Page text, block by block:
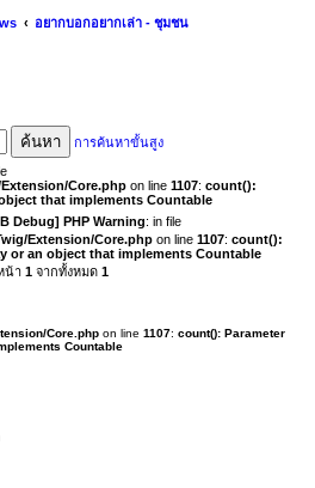
อยากบอกอยากเล่า - ชุมชน
ค้นหา
การค้นหาขั้นสูง
Core.php on line 1107: count():
that implements Countable
Debug] PHP Warning: in file
Extension/Core.php on line 1107: count():
or an object that implements Countable
น้า 1จากทั้งหมด 1
Core.php on line 1107: count(): Parameter
Countable